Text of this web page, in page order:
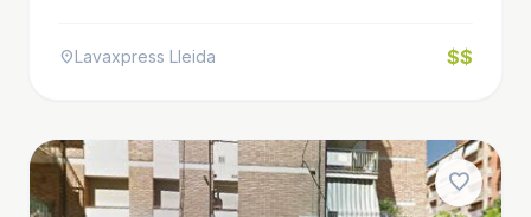
location_onLavaxpress Lleida $$
favorite